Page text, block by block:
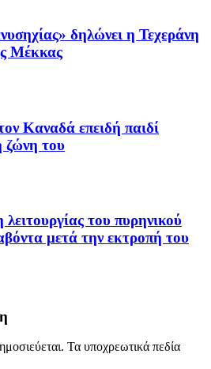
δηλώνει η Τεχεράνη
Μέκκας
Καναδά επειδή παιδί
ζώνη του
του πυρηνικού
μετά την εκτροπή του
Τα υποχρεωτικά πεδία